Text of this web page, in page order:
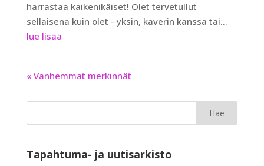
harrastaa kaikenikäiset! Olet tervetullut
sellaisena kuin olet - yksin, kaverin kanssa tai...
lue lisää
« Vanhemmat merkinnät
Tapahtuma- ja uutisarkisto